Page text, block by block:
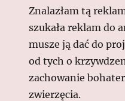
Znalazłam tą
szukała reklam do
musze ją dać do
od tych o
zachowanie
zwierzęcia.